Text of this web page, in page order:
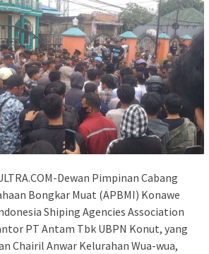
Dewan Pimpinan Cabang
Bongkar Muat (APBMI) Konawe
Shiping Agencies Association
PT Antam Tbk UBPN Konut, yang
Chairil Anwar Kelurahan Wua-wua,